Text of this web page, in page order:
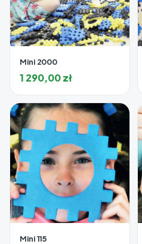
Mini 2000
1 290,00zł
Mini 115